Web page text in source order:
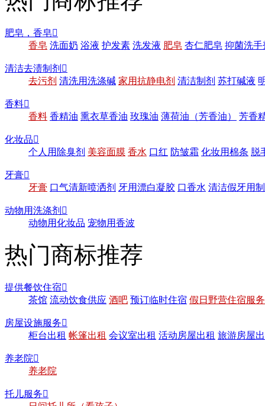
肥皂，香皂
香皂 洗面奶 浴液 护发素 洗发液 肥皂 杏仁肥皂 抑菌洗手
清洁去渍制剂 
去污剂 清洗用洗涤碱 家用抗静电剂 清洁制剂 苏打碱液
香料
香料 香精油 熏衣草香油 玫瑰油 薄荷油（芳香油） 芳香
化妆品
个人用除臭剂 美容面膜 香水 口红 防皱霜 化妆用棉条 脱
牙膏
牙膏 口气清新喷洒剂 牙用漂白凝胶 口香水 清洁假牙用
动物用洗涤剂 
动物用化妆品 宠物用香波
热门商标推荐
提供餐饮住宿
茶馆 流动饮食供应 酒吧 预订临时住宿 假日野营住宿服务
房屋设施服务
柜台出租 帐篷出租 会议室出租 活动房屋出租 旅游房屋
养老院
养老院
托儿服务